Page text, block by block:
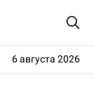
6 августа 2026